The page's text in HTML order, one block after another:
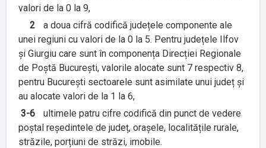
valori de la 0 la 9,
2
a doua cifră codifică județele componente ale
unei regiuni cu valori de la 0 la 5. Pentru județele Ilfov
și Giurgiu care sunt în componența Direcției Regionale
de Poștă București, valorile alocate sunt 7 respectiv 8,
pentru București sectoarele sunt asimilate unui județ și
au alocate valori de la 1 la 6,
3-6
ultimele patru cifre codifică din punct de vedere
poștal reședintele de județ, orașele, localitățile rurale,
străzile, porțiuni de străzi, imobile.